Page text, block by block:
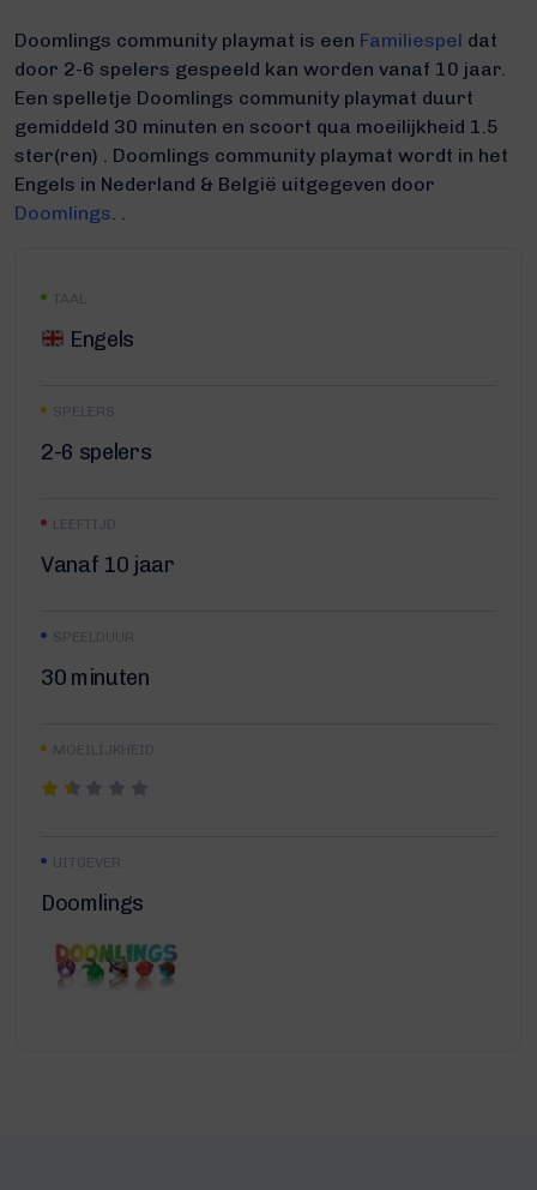
TAAL
Engels
SPELERS
2-6 spelers
LEEFTIJD
Vanaf 10 jaar
SPEELDUUR
30 minuten
MOEILIJKHEID
UITGEVER:
Doomlings
Doomlings community playmat is een Familiespel dat
door 2-6 spelers gespeeld kan worden vanaf 10 jaar.
Een spelletje Doomlings community playmat duurt
gemiddeld 30 minuten en scoort qua moeilijkheid 1.5
ster(ren) . Doomlings community playmat wordt in het
Engels in Nederland & België uitgegeven door
Doomlings. .